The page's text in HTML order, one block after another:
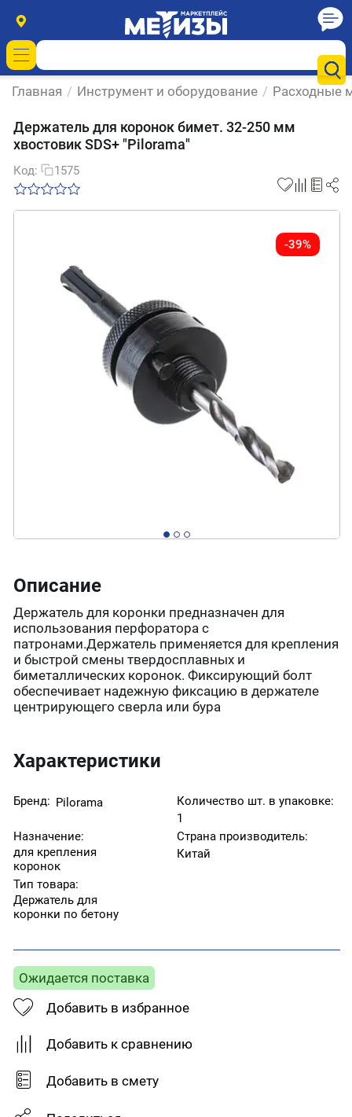
Главная / Инструмент и оборудование / Расходные
Держатель для коронок бимет. 32-250 мм
хвостовик SDS+ "Pilorama"
Код: 1575
-39%
Описание
Держатель для коронки предназначен для
использования перфоратора с
патронами.Держатель применяется для крепления
и быстрой смены твердосплавных и
биметаллических коронок. Фиксирующий болт
обеспечивает надежную фиксацию в держателе
центрирующего сверла или бура
Характеристики
Бренд: Pilorama
Количество шт. в упаковке:
1
Назначение:
для крепления
коронок
Страна производитель:
Китай
Тип товара:
Держатель для
коронки по бетону
Ожидается поставка
Добавить в избранное
Добавить к сравнению
Добавить в смету